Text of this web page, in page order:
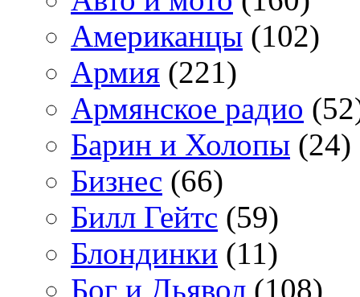
Американцы (102)
Армия (221)
Армянское радио
Барин и Холопы (24)
Бизнес (66)
Билл Гейтс (59)
Блондинки (11)
Бог и Дьявол (108)